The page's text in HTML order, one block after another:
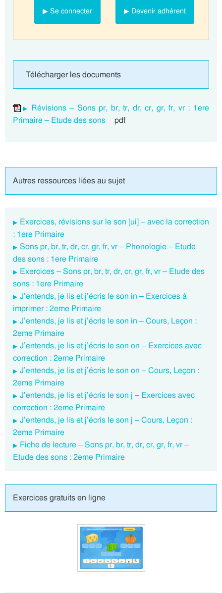
▶ Se connecter ▶ Devenir adhérent
Télécharger les documents
Révisions – Sons pr, br, tr, dr, cr, gr, fr, vr : 1ere
Primaire – Etude des sons
pdf
Autres ressources liées au sujet
Exercices, révisions sur le son [ui] – avec la correction
: 1ere Primaire
Sons pr, br, tr, dr, cr, gr, fr, vr – Phonologie – Etude
des sons : 1ere Primaire
Exercices – Sons pr, br, tr, dr, cr, gr, fr, vr – Etude des
sons : 1ere Primaire
J’entends, je lis et j’écris le son in – Exercices à
imprimer : 2eme Primaire
J’entends, je lis et j’écris le son in – Cours, Leçon :
2eme Primaire
J’entends, je lis et j’écris le son on – Exercices avec
correction : 2eme Primaire
J’entends, je lis et j’écris le son on – Cours, Leçon :
2eme Primaire
J’entends, je lis et j’écris le son j – Exercices avec
correction : 2eme Primaire
J’entends, je lis et j’écris le son j – Cours, Leçon :
2eme Primaire
Fiche de lecture – Sons pr, br, tr, dr, cr, gr, fr, vr –
Etude des sons : 2eme Primaire
Exercices gratuits en ligne